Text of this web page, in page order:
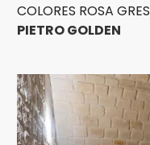
COLORES ROSA GRES
PIETRO GOLDEN